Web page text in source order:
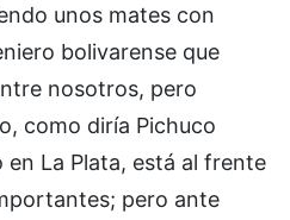
unos mates con
bolivarense que
nosotros, pero
como diría Pichuco
La Plata, está al frente
pero ante